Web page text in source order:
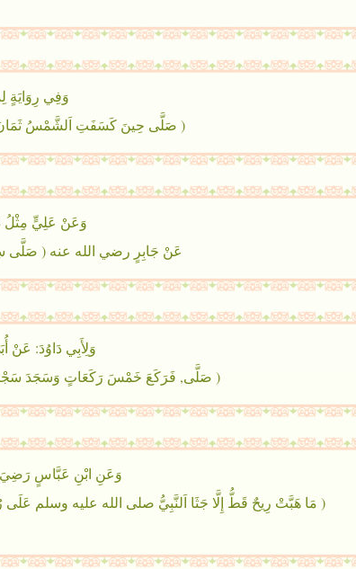
وَفِي رِوَايَةٍ
( صَلَّى حِينَ كَسَفَتِ اَلشَّمْسُ
وَعَنْ عَلِيٍّ مِثْلُ
عَنْ جَابِرٍ رضي الله عنه (
وَلِأَبِي دَاوُدَ: عَنْ
( صَلَّى, فَرَكَعَ خَمْسَ رَكَعَاتٍ وَسَجَدَ
وَعَنِ ابْنِ عَبَّاسٍ رَضِيَ
( مَا هَبَّتْ رِيحٌ قَطُّ إِلَّا جَثَا اَلنَّبِيُّ صلى الله عليه وسلم عَلَى